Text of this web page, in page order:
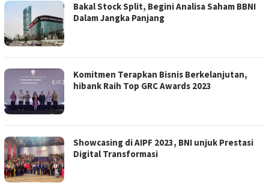
Bakal Stock Split, Begini Analisa Saham BBNI
Dalam Jangka Panjang
Komitmen Terapkan Bisnis Berkelanjutan,
hibank Raih Top GRC Awards 2023
Showcasing di AIPF 2023, BNI unjuk Prestasi
Digital Transformasi